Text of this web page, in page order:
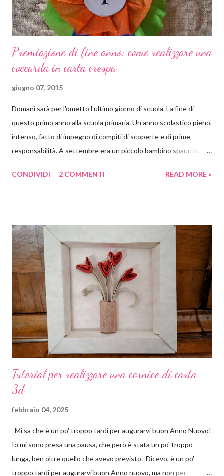
Premiazione di fine anno: come realizzare una
coccarda in carta crespa
giugno 07, 2015
Domani sarà per l'ometto l'ultimo giorno di scuola. La fine di
questo primo anno alla scuola primaria. Un anno scolastico pieno,
intenso, fatto di impegno di compiti di scoperte e di prime
responsabilità. A settembre era un piccolo bambino spaurito con
scrivere. Oggi è un bel ragazzino molto più sicuro, che ha
con una colorata ghirlanda di carta crespa. Per ammortizzare la
spesa di dover comprare 19 coccarde uguali e perché, diciamolo
pure, a me piace impelagarmi in queste cose, le coccarde le ho
realizzate io. Come? Ora ve lo spiego. Materiali occorrenti: carta
crespa colorata basi piccole per spille cartone pressato colla a
caldo 19 tondini di carta con su stampato il n. 1 Io ho comprato la
carta crespa già...
CONDIVIDI 2 COMMENTI READ MORE »
Tutorial per realizzare una cornice di carta
3d
febbraio 04, 2025
Mi sa che è un po' troppo tardi per augurarvi buon Anno Nuovo!
Io mi sono presa una pausa, che però è stata un po' troppo
lunga, ben oltre quello che avevo previsto. Dicevo, è un po'
troppo tardi per augurarvi buon Anno nuovo, ma non per